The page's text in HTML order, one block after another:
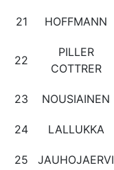
21 HOFFMANN
22
PILLER
COTTRER
23 NOUSIAINEN
24 LALLUKKA
25 JAUHOJAERVI